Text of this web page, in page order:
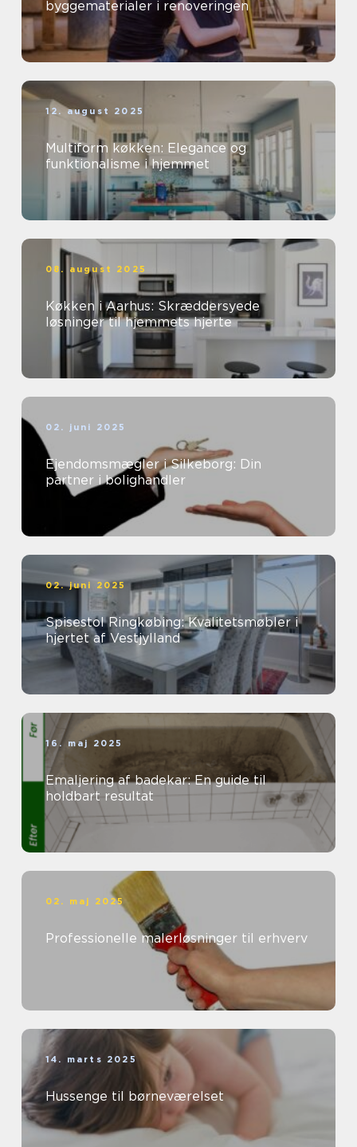
byggematerialer i renoveringen
12. august 2025
Multiform køkken: Elegance og
funktionalisme i hjemmet
08. august 2025
Køkken i Aarhus: Skræddersyede
løsninger til hjemmets hjerte
02. juni 2025
Ejendomsmægler i Silkeborg: Din
partner i bolighandler
02. juni 2025
Spisestol Ringkøbing: Kvalitetsmøbler i
hjertet af Vestjylland
16. maj 2025
Emaljering af badekar: En guide til
holdbart resultat
02. maj 2025
Professionelle malerløsninger til erhverv
14. marts 2025
Hussenge til børneværelset